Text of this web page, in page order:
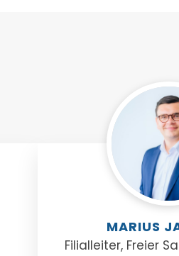
MARIUS
Filialleiter, Freier